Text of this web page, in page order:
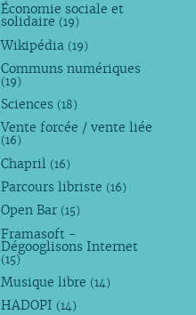
Économie sociale et
solidaire (19)
Wikipédia (19)
Communs numériques
(19)
Sciences (18)
Vente forcée / vente liée
(16)
Chapril (16)
Parcours libriste (16)
Open Bar (15)
Framasoft -
Dégooglisons Internet
(15)
Musique libre (14)
HADOPI (14)